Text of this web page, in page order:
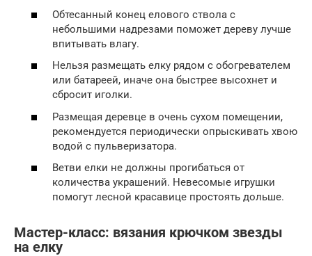
Обтесанный конец елового ствола с
небольшими надрезами поможет дереву лучше
впитывать влагу.
Нельзя размещать елку рядом с обогревателем
или батареей, иначе она быстрее высохнет и
сбросит иголки.
Размещая деревце в очень сухом помещении,
рекомендуется периодически опрыскивать хвою
водой с пульверизатора.
Ветви елки не должны прогибаться от
количества украшений. Невесомые игрушки
помогут лесной красавице простоять дольше.
Мастер-класс: вязания крючком звезды
на елку